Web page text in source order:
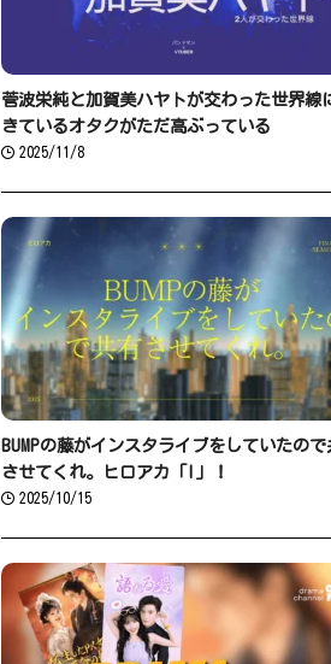
菅波栄純と加賀美ハヤトが交わった世界線
きているオタクがただ高ぶっている
2025/11/8
BUMPの藤がインスタライブをしていたので
させてくれ。ヒロアカ「I」！
2025/10/15